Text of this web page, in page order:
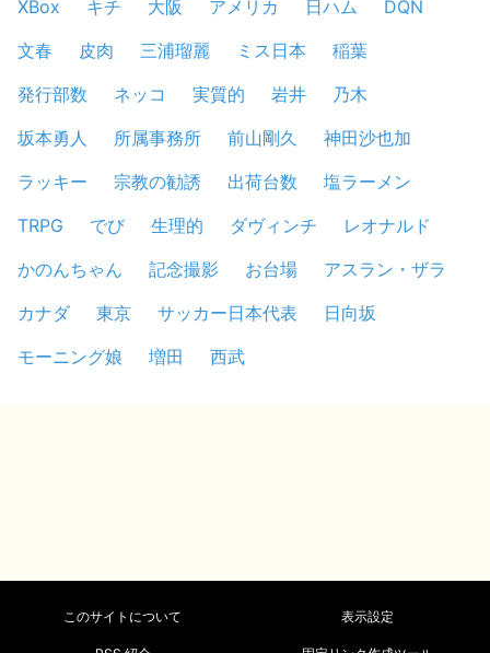
XBox
キチ 大阪 アメリカ 日ハム
DQN
文春
皮肉 三浦瑠麗 ミス日本
稲葉
発行部数
ネッコ 実質的 岩井
乃木
坂本勇人
所属事務所 前山剛久
神田沙也加
ラッキー
宗教の勧誘 出荷台数
塩ラーメン
TRPG
でび 生理的 ダヴィンチ
レオナルド
かのんちゃん
記念撮影 お台場
アスラン・ザラ
カナダ
東京 サッカー日本代表
日向坂
モーニング娘
増田 西武
このサイトについて 表示設定